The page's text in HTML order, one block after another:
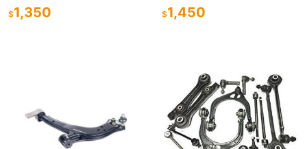
車 上 三角台 三角架
$1,350
角架
$1,450